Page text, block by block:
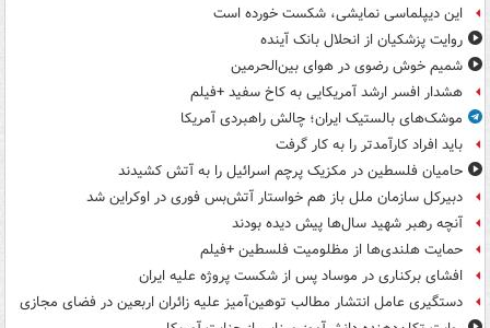
این دیپلماسی نمایشی، شکست خورده است
روایت پزشکیان از انحلال بانک آینده
شمیم خوش رضوی در هوای بین‌الحرمین
هشدار افسر ارشد آمریکایی به کاخ سفید +فیلم
موشک‌های بالستیک ایران؛ چالش راهبردی آمریکا
باید افراد کارآمدتر را به کار گرفت
حامیان فلسطین در مکزیک پرچم اسرائیل را به آتش کشیدند
دبیرکل سازمان ملل باز هم خواستار آتش‌بس فوری در اوکراین شد
آنچه رهبر شهید سال‌ها پیش دیده بودند
حمایت هلندی‌ها از مظلومیت فلسطین +فیلم
افشای برکناری در موساد پس از شکست پروژه علیه ایران
دستگیری عامل انتشار مطالب توهین‌آمیز علیه زائران اربعین در فضای مجازی